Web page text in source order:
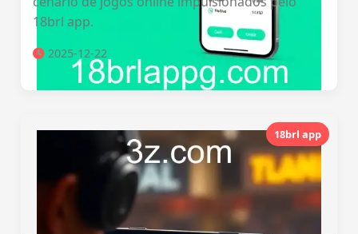
18brl app.
2025-12-22
18brl app